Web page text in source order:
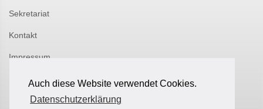
Auch diese Website verwendet Cookies.
Datenschutzerklärung
Sekretariat
Kontakt
Impressum
Datenschutz